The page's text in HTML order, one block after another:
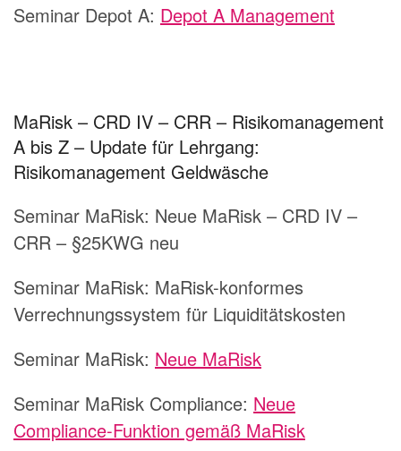
Seminar Depot A: Depot A Management
MaRisk – CRD IV – CRR – Risikomanagement
A bis Z – Update für Lehrgang:
Risikomanagement Geldwäsche
Seminar MaRisk: Neue MaRisk – CRD IV –
CRR – §25KWG neu
Seminar MaRisk: MaRisk-konformes
Verrechnungssystem für Liquiditätskosten
Seminar MaRisk: Neue MaRisk
Seminar MaRisk Compliance: Neue
Compliance-Funktion gemäß MaRisk